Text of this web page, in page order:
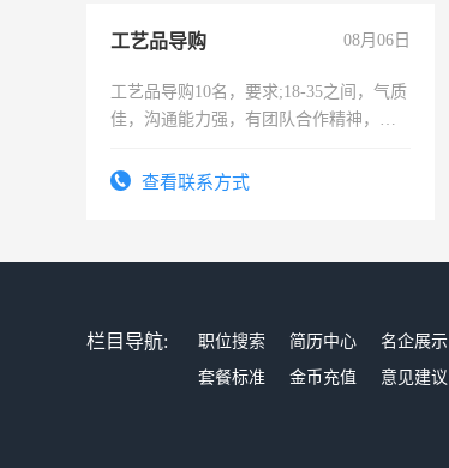
工艺品导购 08月06日
工艺品导购10名，要求;18-35之间，气质
佳，沟通能力强，有团队合作精神，有
查看联系方式
栏目导航: 职位搜索 简历中心 名企展示
套餐标准
金币充值 意见建议